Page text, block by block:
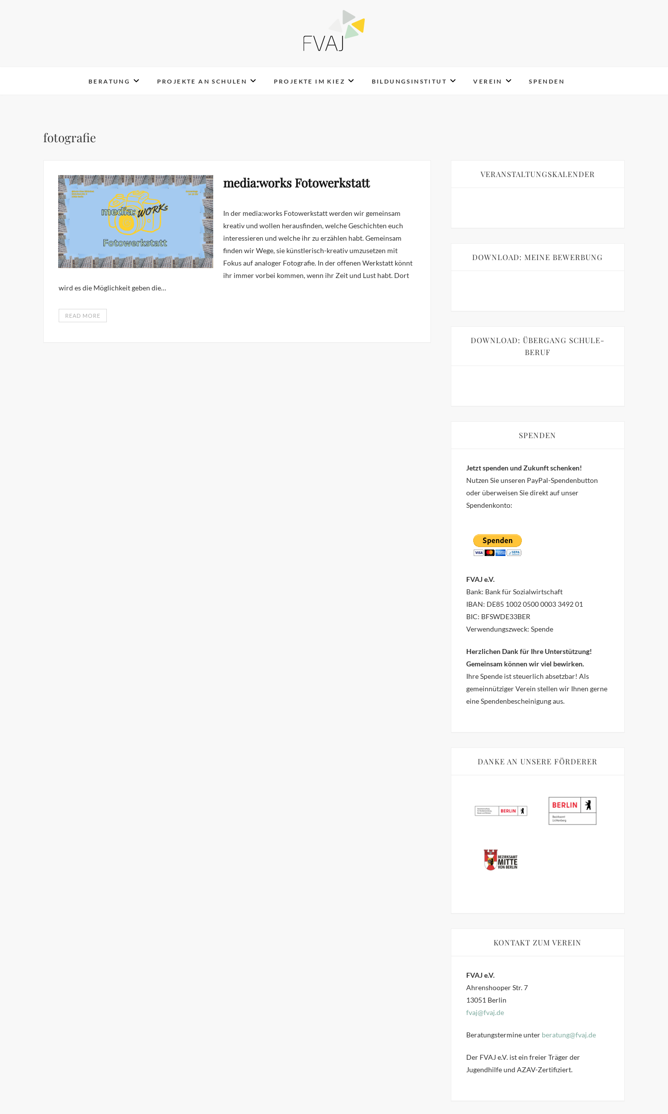
BERATUNG PROJEKTE AN SCHULEN PROJEKTE IM KIEZ BILDUNGSINSTITUT VEREIN SPENDEN
fotografie
media:works Fotowerkstatt
In der media:works Fotowerkstatt werden wir gemeinsam
kreativ und wollen herausfinden, welche Geschichten euch
interessieren und welche ihr zu erzählen habt. Gemeinsam
finden wir Wege, sie künstlerisch-kreativ umzusetzen mit
Fokus auf analoger Fotografie. In der offenen Werkstatt könnt
ihr immer vorbei kommen, wenn ihr Zeit und Lust habt. Dort
wird es die Möglichkeit geben die…
READ MORE
VERANSTALTUNGSKALENDER
DOWNLOAD: MEINE BEWERBUNG
DOWNLOAD: ÜBERGANG SCHULE-
BERUF
SPENDEN
Jetzt spenden und Zukunft schenken!
Nutzen Sie unseren PayPal-Spendenbutton
oder überweisen Sie direkt auf unser
Spendenkonto:
FVAJ e.V.
Bank: Bank für Sozialwirtschaft
IBAN: DE85 1002 0500 0003 3492 01
BIC: BFSWDE33BER
Verwendungszweck: Spende
Herzlichen Dank für Ihre Unterstützung!
Gemeinsam können wir viel bewirken.
Ihre Spende ist steuerlich absetzbar! Als
gemeinnütziger Verein stellen wir Ihnen gerne
eine Spendenbescheinigung aus.
DANKE AN UNSERE FÖRDERER
KONTAKT ZUM VEREIN
FVAJ e.V.
Ahrenshooper Str. 7
13051 Berlin
fvaj@fvaj.de
Beratungstermine unter beratung@fvaj.de
Der FVAJ e.V. ist ein freier Träger der
Jugendhilfe und AZAV-Zertifiziert.